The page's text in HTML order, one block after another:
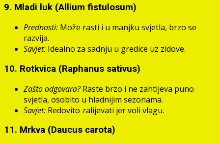
9. Mladi luk (Allium fistulosum)
Prednosti: Može rasti i u manjku svjetla, brzo se
razvija.
Savjet: Idealno za sadnju u gredice uz zidove.
10. Rotkvica (Raphanus sativus)
Zašto odgovara?Raste brzo i ne zahtijeva puno
svjetla, osobito u hladnijim sezonama.
Savjet: Redovito zalijevati jer voli vlagu.
11. Mrkva (Daucus carota)